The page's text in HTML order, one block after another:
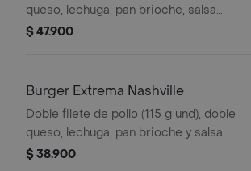
queso, lechuga, pan brioche, salsa
picante estilo Nashville, francesa
$ 47.900
Burger Extrema Nashville
Doble filete de pollo (115 g und), doble
queso, lechuga, pan brioche y salsa
picante estilo Nashville
$ 38.900